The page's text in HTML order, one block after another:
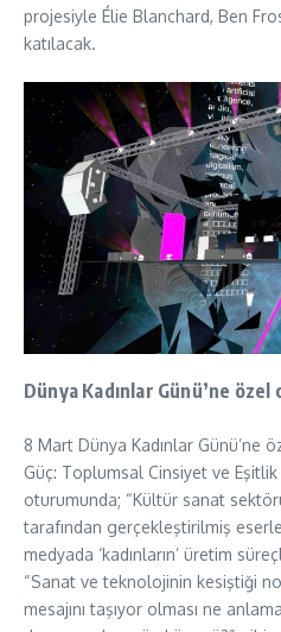
projesiyle Élie Blanchard, Ben
katılacak.
Dünya Kadınlar Günü’ne
8 Mart Dünya Kadınlar Günü’ne
Güç: Toplumsal Cinsiyet ve Eşitlik
oturumunda; “Kültür sanat
tarafından gerçekleştirilmiş
medyada ‘kadınların’ üretim
“Sanat ve teknolojinin kesiştiği
mesajını taşıyor olması ne